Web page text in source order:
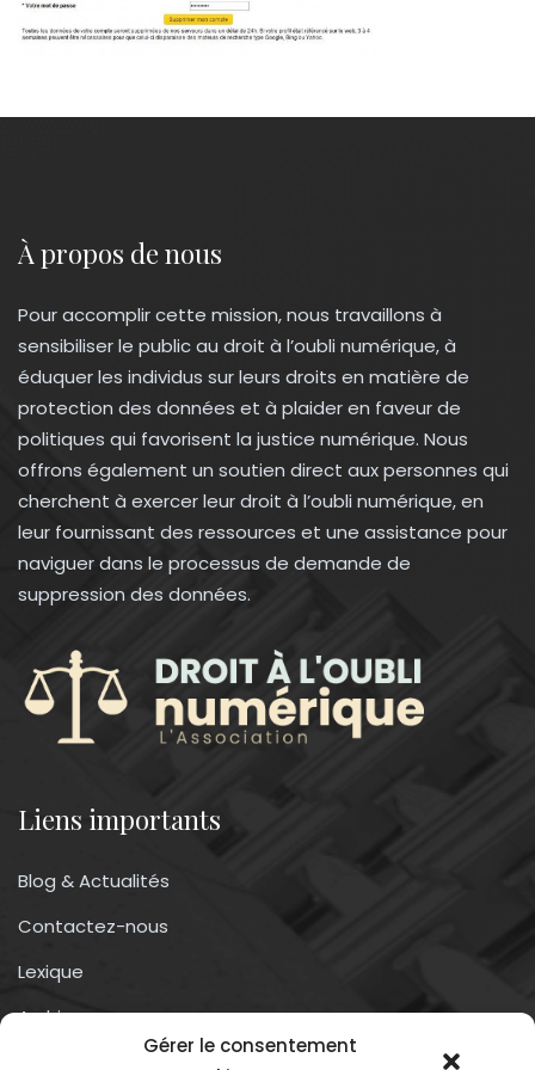
Gérer le consentement
À propos de nous
Pour accomplir cette mission, nous travaillons à
sensibiliser le public au droit à l’oubli numérique, à
éduquer les individus sur leurs droits en matière de
protection des données et à plaider en faveur de
politiques qui favorisent la justice numérique. Nous
offrons également un soutien direct aux personnes qui
cherchent à exercer leur droit à l’oubli numérique, en
leur fournissant des ressources et une assistance pour
naviguer dans le processus de demande de
suppression des données.
Liens importants
Blog & Actualités
Contactez-nous
Lexique
Archives